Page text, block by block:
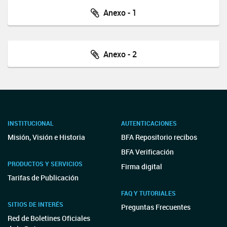
Anexo - 1
Anexo - 2
INSTITUCIONAL
Misión, Visión e Historia
PRODUCTOS Y SERVICIOS
Tarifas de Publicación
SITIOS DE INTERÉS
Red de Boletines Oficiales
AUTENTICACIONES
BFA Repositorio recibos
BFA Verificación
Firma digital
FAQ Y TUTORIALES
Preguntas Frecuentes